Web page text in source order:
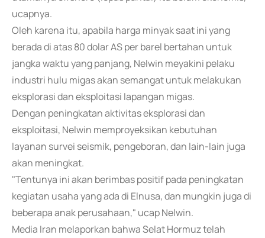
ucapnya.
Oleh karena itu, apabila harga minyak saat ini yang
berada di atas 80 dolar AS per barel bertahan untuk
jangka waktu yang panjang, Nelwin meyakini pelaku
industri hulu migas akan semangat untuk melakukan
eksplorasi dan eksploitasi lapangan migas.
Dengan peningkatan aktivitas eksplorasi dan
eksploitasi, Nelwin memproyeksikan kebutuhan
layanan survei seismik, pengeboran, dan lain-lain juga
akan meningkat.
"Tentunya ini akan berimbas positif pada peningkatan
kegiatan usaha yang ada di Elnusa, dan mungkin juga di
beberapa anak perusahaan," ucap Nelwin.
Media Iran melaporkan bahwa Selat Hormuz telah